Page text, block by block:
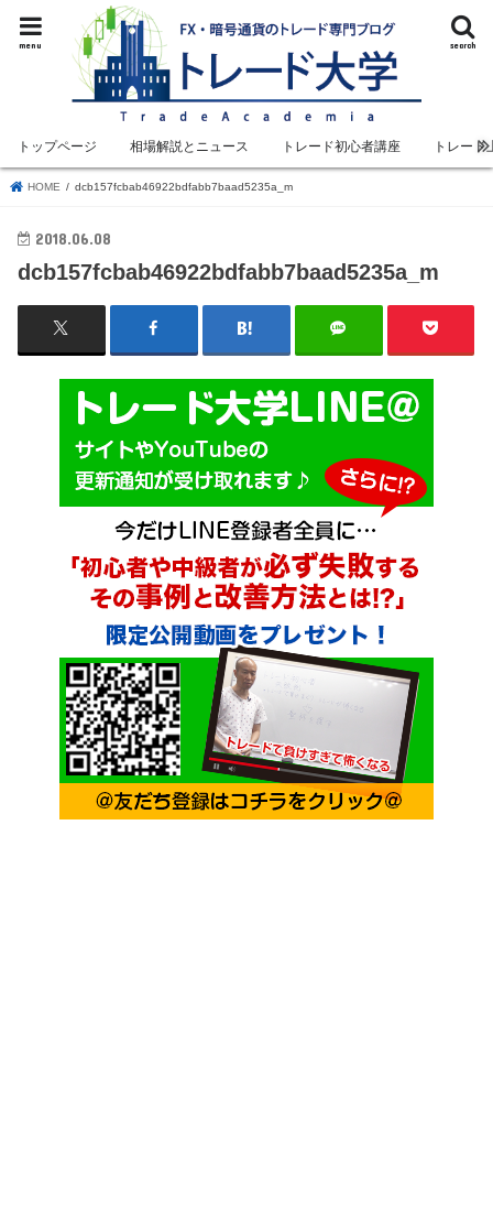
search
menu
トップページ 相場解説とニュース トレード初心者講座 トレード
HOME dcb157fcbab46922bdfabb7baad5235a_m
2018.06.08
dcb157fcbab46922bdfabb7baad5235a_m